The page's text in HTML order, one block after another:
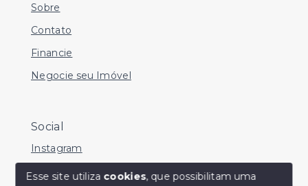
Sobre
Contato
Financie
Negocie seu Imóvel
Social
Instagram
Facebook
Esse site utiliza cookies, que possibilitam uma